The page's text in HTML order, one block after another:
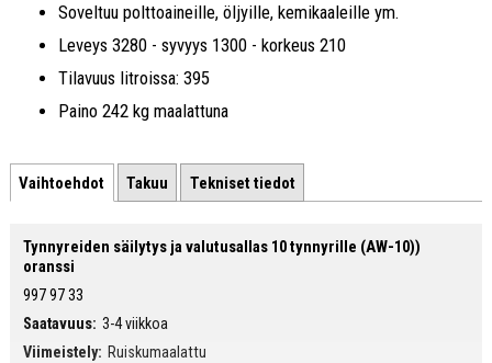
Soveltuu polttoaineille, öljyille, kemikaaleille ym.
Leveys 3280 - syvyys 1300 - korkeus 210
Tilavuus litroissa: 395
Paino 242 kg maalattuna
Vaihtoehdot Takuu Tekniset tiedot
Tynnyreiden säilytys ja valutusallas 10 tynnyrille (AW-10))
oranssi
997 97 33
Saatavuus: 3-4 viikkoa
Viimeistely: Ruiskumaalattu